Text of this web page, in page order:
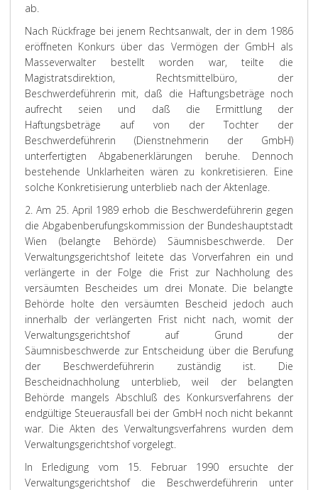
ab.
Nach Rückfrage bei jenem Rechtsanwalt, der in dem 1986
eröffneten Konkurs über das Vermögen der GmbH als
Masseverwalter bestellt worden war, teilte die
Magistratsdirektion, Rechtsmittelbüro, der
Beschwerdeführerin mit, daß die Haftungsbeträge noch
aufrecht seien und daß die Ermittlung der
Haftungsbeträge auf von der Tochter der
Beschwerdeführerin (Dienstnehmerin der GmbH)
unterfertigten Abgabenerklärungen beruhe. Dennoch
bestehende Unklarheiten wären zu konkretisieren. Eine
solche Konkretisierung unterblieb nach der Aktenlage.
2. Am 25. April 1989 erhob die Beschwerdeführerin gegen
die Abgabenberufungskommission der Bundeshauptstadt
Wien (belangte Behörde) Säumnisbeschwerde. Der
Verwaltungsgerichtshof leitete das Vorverfahren ein und
verlängerte in der Folge die Frist zur Nachholung des
versäumten Bescheides um drei Monate. Die belangte
Behörde holte den versäumten Bescheid jedoch auch
innerhalb der verlängerten Frist nicht nach, womit der
Verwaltungsgerichtshof auf Grund der
Säumnisbeschwerde zur Entscheidung über die Berufung
der Beschwerdeführerin zuständig ist. Die
Bescheidnachholung unterblieb, weil der belangten
Behörde mangels Abschluß des Konkursverfahrens der
endgültige Steuerausfall bei der GmbH noch nicht bekannt
war. Die Akten des Verwaltungsverfahrens wurden dem
Verwaltungsgerichtshof vorgelegt.
In Erledigung vom 15. Februar 1990 ersuchte der
Verwaltungsgerichtshof die Beschwerdeführerin unter